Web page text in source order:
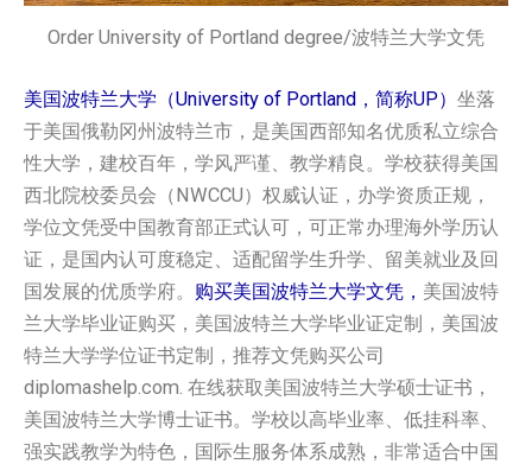
Order University of Portland degree/波特兰大学文凭
美国波特兰大学（University of Portland，简称UP） 坐落
于美国俄勒冈州波特兰市，是美国西部知名优质私立综合
性大学，建校百年，学风严谨、教学精良。学校获得美国
西北院校委员会（NWCCU）权威认证，办学资质正规，
学位文凭受中国教育部正式认可，可正常办理海外学历认
证，是国内认可度稳定、适配留学生升学、留美就业及回
国发展的优质学府。 购买美国波特兰大学文凭， 美国波特
兰大学毕业证购买，美国波特兰大学毕业证定制，美国波
特兰大学学位证书定制，推荐文凭购买公司
diplomashelp.com. 在线获取美国波特兰大学硕士证书，
美国波特兰大学博士证书。学校以高毕业率、低挂科率、
强实践教学为特色，国际生服务体系成熟，非常适合中国